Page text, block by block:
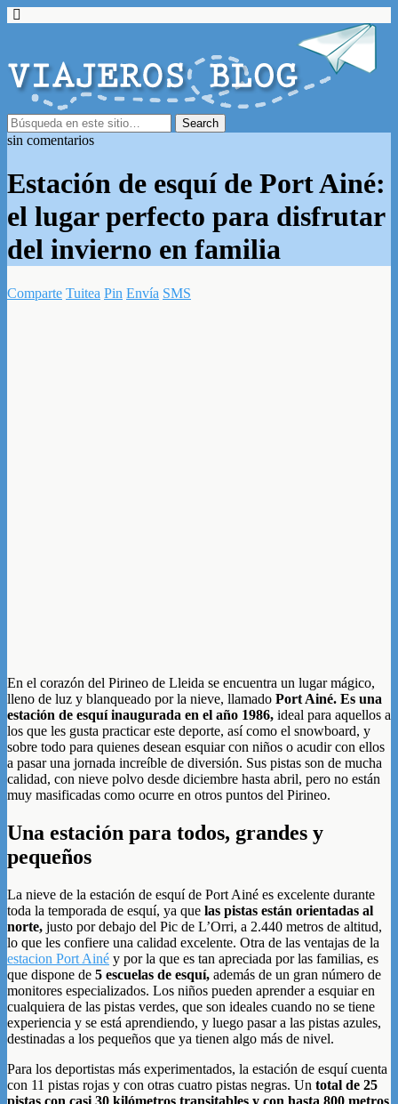
sin comentarios
Estación de esquí de Port Ainé:
el lugar perfecto para disfrutar
del invierno en familia
Comparte Tuitea Pin Envía SMS
En el corazón del Pirineo de Lleida se encuentra un lugar mágico,
lleno de luz y blanqueado por la nieve, llamado Port Ainé. Es una
estación de esquí inaugurada en el año 1986, ideal para aquellos a
los que les gusta practicar este deporte, así como el snowboard, y
sobre todo para quienes desean esquiar con niños o acudir con ellos
a pasar una jornada increíble de diversión. Sus pistas son de mucha
calidad, con nieve polvo desde diciembre hasta abril, pero no están
muy masificadas como ocurre en otros puntos del Pirineo.
Una estación para todos, grandes y
pequeños
La nieve de la estación de esquí de Port Ainé es excelente durante
toda la temporada de esquí, ya que las pistas están orientadas al
norte, justo por debajo del Pic de L’Orri, a 2.440 metros de altitud,
lo que les confiere una calidad excelente. Otra de las ventajas de la
estacion Port Ainé y por la que es tan apreciada por las familias, es
que dispone de 5 escuelas de esquí, además de un gran número de
monitores especializados. Los niños pueden aprender a esquiar en
cualquiera de las pistas verdes, que son ideales cuando no se tiene
experiencia y se está aprendiendo, y luego pasar a las pistas azules,
destinadas a los pequeños que ya tienen algo más de nivel.
Para los deportistas más experimentados, la estación de esquí cuenta
con 11 pistas rojas y con otras cuatro pistas negras. Un total de 25
pistas con casi 30 kilómetros transitables y con hasta 800 metros